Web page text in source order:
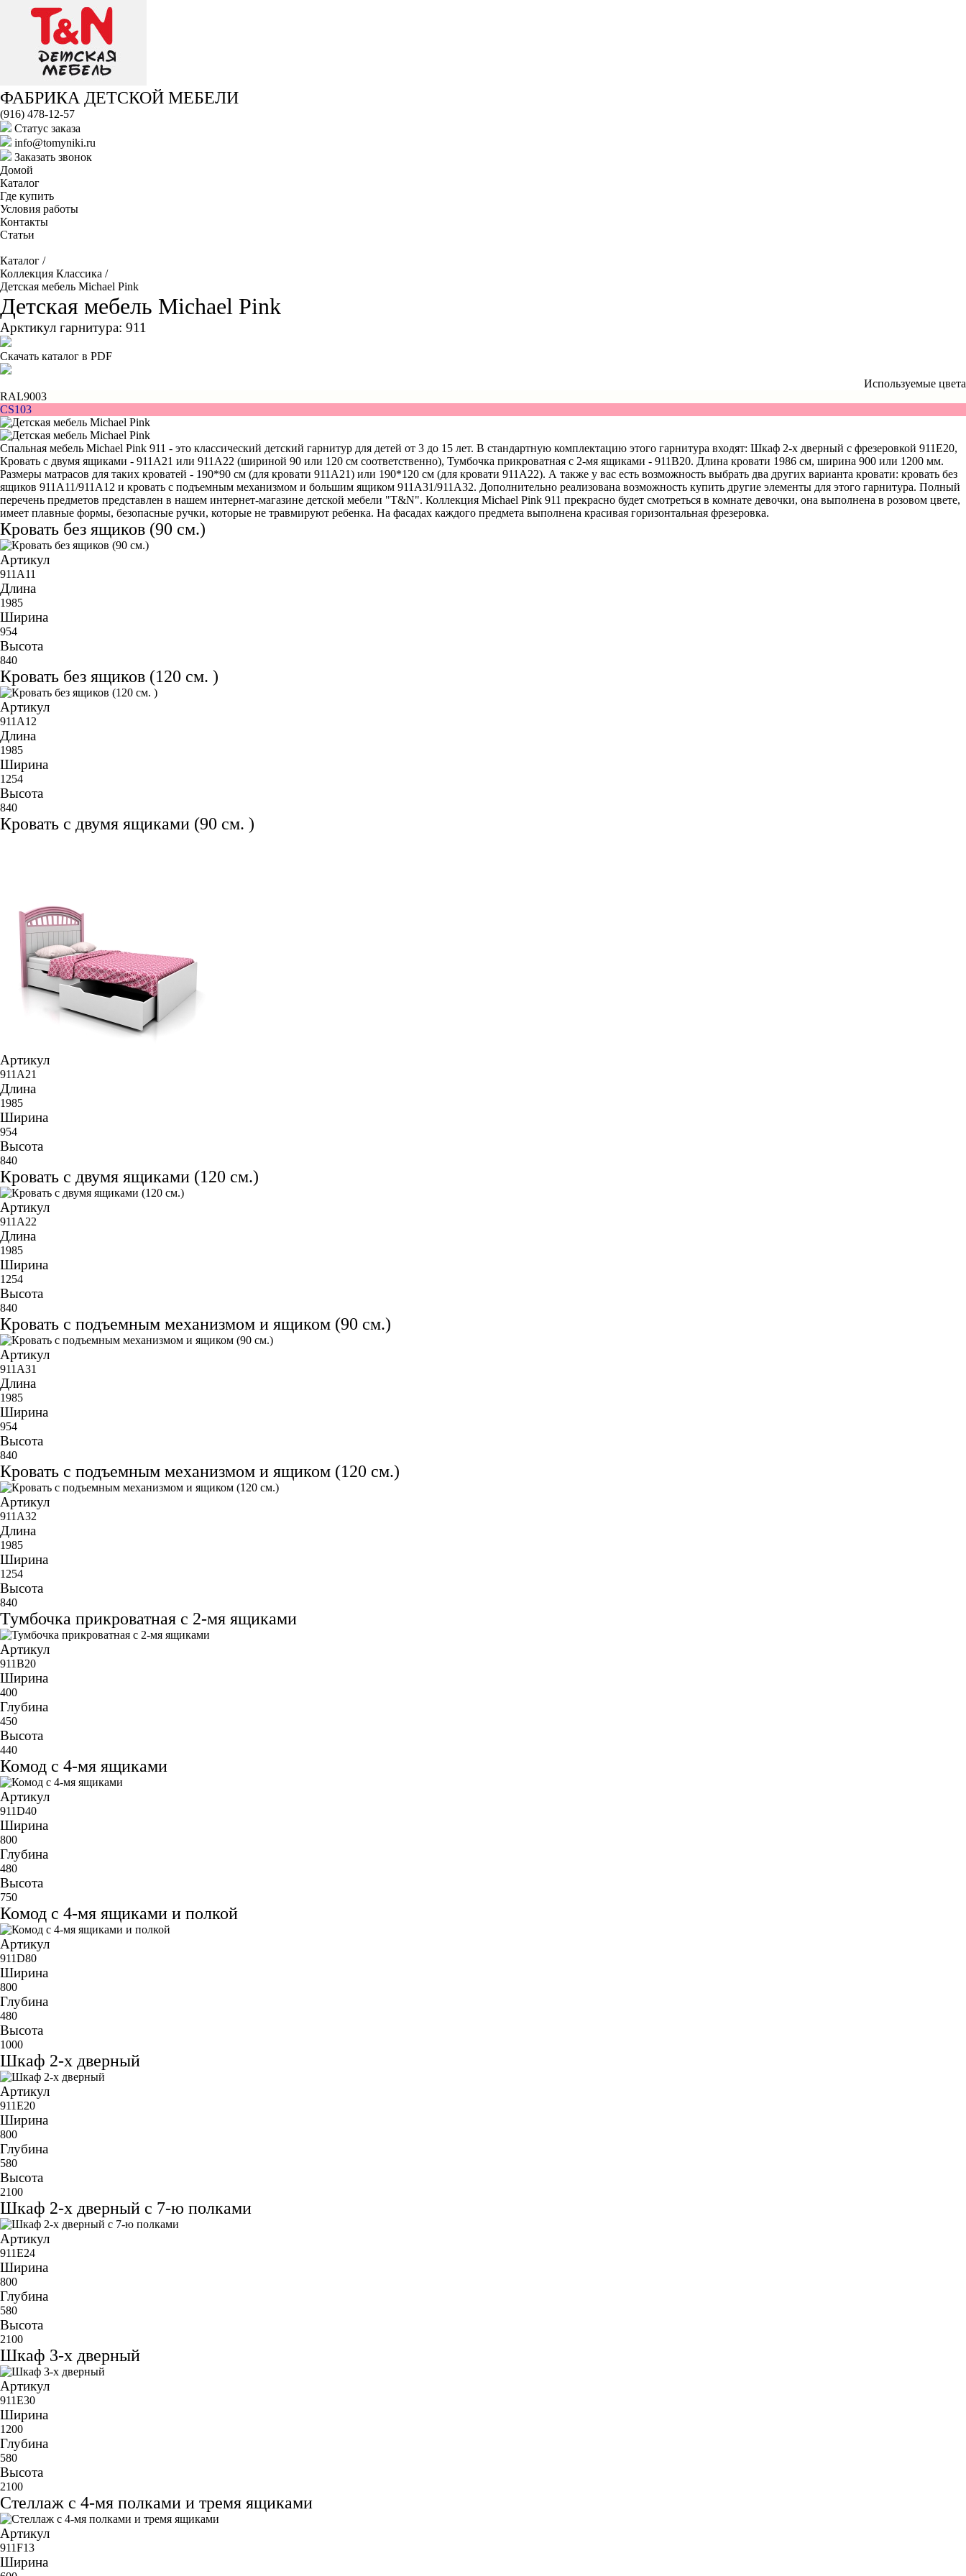
ФАБРИКА ДЕТСКОЙ МЕБЕЛИ
(916) 478-12-57
Cтатус заказа
info@tomyniki.ru
Заказать звонок
Домой
Каталог
Где купить
Условия работы
Контакты
Статьи
Каталог /
Коллекция Классика /
Детская мебель Michael Pink
Детская мебель Michael Pink
Арктикул гарнитура: 911
Скачать каталог в PDF
Используемые цвета
RAL9003
CS103
Спальная мебель Michael Pink 911 - это классический детский гарнитур для детей от 3 до 15 лет. В стандартную комплектацию этого гарнитура входят: Шкаф 2-х дверный с фрезеровкой 911E20,
Кровать с двумя ящиками - 911A21 или 911A22 (шириной 90 или 120 см соответственно), Тумбочка прикроватная с 2-мя ящиками - 911B20. Длина кровати 1986 см, ширина 900 или 1200 мм.
Размеры матрасов для таких кроватей - 190*90 см (для кровати 911A21) или 190*120 см (для кровати 911A22). А также у вас есть возможность выбрать два других варианта кровати: кровать без
ящиков 911A11/911A12 и кровать с подъемным механизмом и большим ящиком 911A31/911A32. Дополнительно реализована возможность купить другие элементы для этого гарнитура. Полный
перечень предметов представлен в нашем интернет-магазине детской мебели "T&N". Коллекция Michael Pink 911 прекрасно будет смотреться в комнате девочки, она выполнена в розовом цвете,
имеет плавные формы, безопасные ручки, которые не травмируют ребенка. На фасадах каждого предмета выполнена красивая горизонтальная фрезеровка.
Кровать без ящиков (90 см.)
Артикул
911A11
Длина
1985
Ширина
954
Высота
840
Кровать без ящиков (120 см. )
Артикул
911A12
Длина
1985
Ширина
1254
Высота
840
Кровать с двумя ящиками (90 см. )
Артикул
911A21
Длина
1985
Ширина
954
Высота
840
Кровать с двумя ящиками (120 см.)
Артикул
911A22
Длина
1985
Ширина
1254
Высота
840
Кровать с подъемным механизмом и ящиком (90 см.)
Артикул
911A31
Длина
1985
Ширина
954
Высота
840
Кровать с подъемным механизмом и ящиком (120 см.)
Артикул
911A32
Длина
1985
Ширина
1254
Высота
840
Тумбочка прикроватная с 2-мя ящиками
Артикул
911B20
Ширина
400
Глубина
450
Высота
440
Комод с 4-мя ящиками
Артикул
911D40
Ширина
800
Глубина
480
Высота
750
Комод с 4-мя ящиками и полкой
Артикул
911D80
Ширина
800
Глубина
480
Высота
1000
Шкаф 2-х дверный
Артикул
911E20
Ширина
800
Глубина
580
Высота
2100
Шкаф 2-х дверный с 7-ю полками
Артикул
911E24
Ширина
800
Глубина
580
Высота
2100
Шкаф 3-х дверный
Артикул
911E30
Ширина
1200
Глубина
580
Высота
2100
Стеллаж с 4-мя полками и тремя ящиками
Артикул
911F13
Ширина